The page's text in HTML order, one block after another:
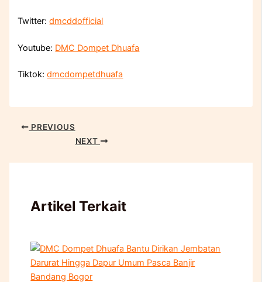
Twitter:dmcddofficial
Youtube: DMC Dompet Dhuafa
Tiktok:dmcdompetdhuafa
PREVIOUS
NEXT
Artikel Terkait